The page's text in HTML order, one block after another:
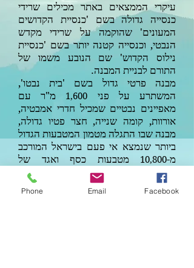
עיקרי הממצאים באתר מכילים שרידי
כנסייה גדולה בשם 'כנסיית הקדושים
המעונים' שהוקמה על שרידי מקדש
הנבטי, וכנסייה קטנה יותר בשם 'כנסיית
נילוס הקדוש' שם הנובע משמו של
התורם לבניית המבנה.
מבנה פרטי גדול בשם 'בית נבטו',
המשתרע על פני 1,600 מ"ר עם
מאפיינים נבטיים שמכיל חדרי אמבטיה,
אורוות, קומה שנייה, חצר פטיו גדולה,
מבנה שבו התגלה מטמון המטבעות הגדול
ביותר שנמצא אי פעם בישראל המורכב
מ-10,800
מטבעות כסף ואגד של
פפירוסים הכתובים בשפה היוונית.
בריכת מים ציבורית בגודל
מטר,
הצמודה לבית המרחץ רומי, שניזונו
Phone Email Facebook